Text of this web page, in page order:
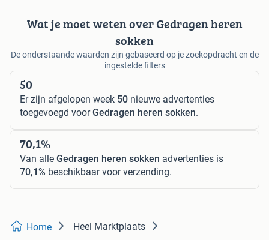
Wat je moet weten over Gedragen heren
sokken
De onderstaande waarden zijn gebaseerd op je zoekopdracht en de
ingestelde filters
50
Er zijn afgelopen week 50 nieuwe advertenties
toegevoegd voorGedragen heren sokken.
70,1%
Van alle Gedragen heren sokken advertenties is
70,1% beschikbaar voor verzending.
Home Heel Marktplaats